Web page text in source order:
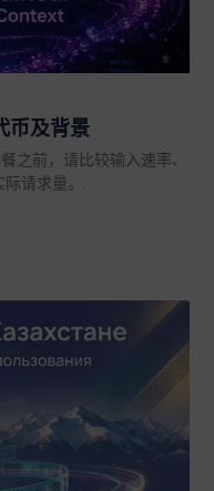
币及背景
之前，请比较输入速率、
请求量。.